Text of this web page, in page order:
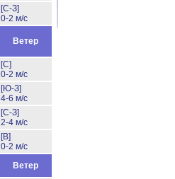
[С-З]
0-2 м/с
Ветер
[С]
0-2 м/с
[Ю-З]
4-6 м/с
[С-З]
2-4 м/с
[В]
0-2 м/с
Ветер